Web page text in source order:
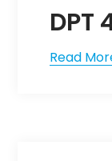
DPT
Read